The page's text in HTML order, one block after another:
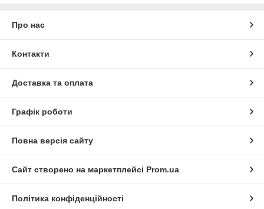
Про нас
Контакти
Доставка та оплата
Графік роботи
Повна версія сайту
Сайт створено на маркетплейсі Prom.ua
Політика конфіденційності